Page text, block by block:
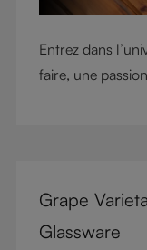
Entrez dans
faire, une
Grape
Glassware